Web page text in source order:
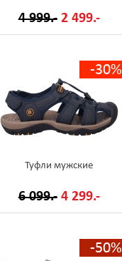
4 999.- 2 499.-
-30%
Туфли мужские
6 099.- 4 299.-
-50%